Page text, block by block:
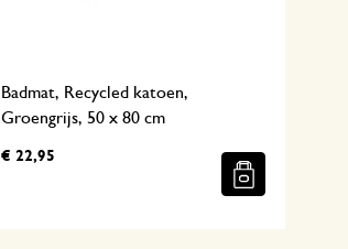
Badmat, Recycled katoen,
Groengrijs, 50 x 80 cm
€ 22,95